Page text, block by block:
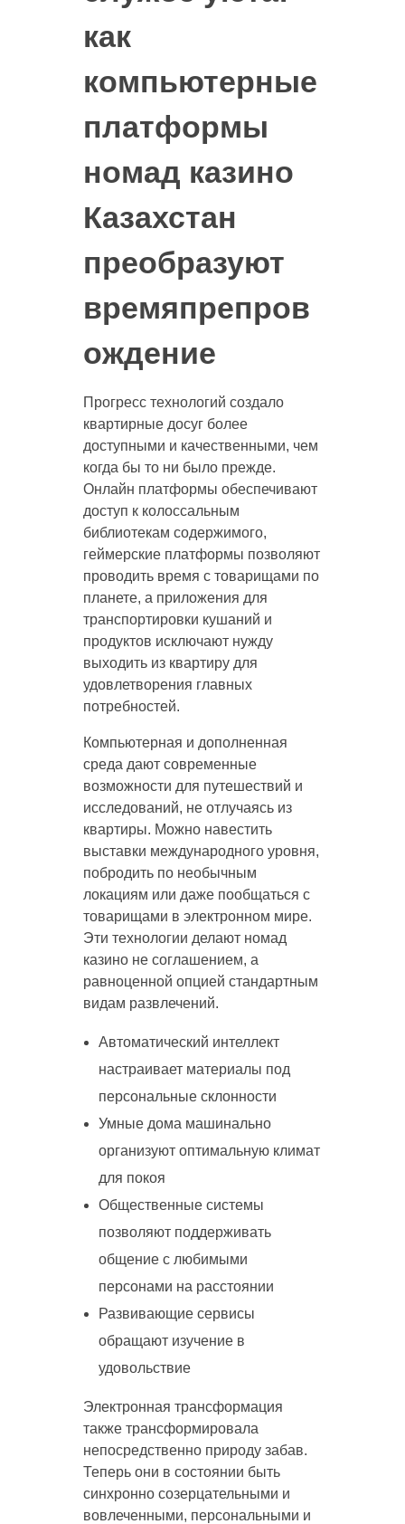
как
компьютерные
платформы
номад казино
Казахстан
преобразуют
времяпрепров
ождение
Прогресс технологий создало
квартирные досуг более
доступными и качественными, чем
когда бы то ни было прежде.
Онлайн платформы обеспечивают
доступ к колоссальным
библиотекам содержимого,
геймерские платформы позволяют
проводить время с товарищами по
планете, а приложения для
транспортировки кушаний и
продуктов исключают нужду
выходить из квартиру для
удовлетворения главных
потребностей.
Компьютерная и дополненная
среда дают современные
возможности для путешествий и
исследований, не отлучаясь из
квартиры. Можно навестить
выставки международного уровня,
побродить по необычным
локациям или даже пообщаться с
товарищами в электронном мире.
Эти технологии делают номад
казино не соглашением, а
равноценной опцией стандартным
видам развлечений.
Автоматический интеллект
настраивает материалы под
персональные склонности
Умные дома машинально
организуют оптимальную климат
для покоя
Общественные системы
позволяют поддерживать
общение с любимыми
персонами на расстоянии
Развивающие сервисы
обращают изучение в
удовольствие
Электронная трансформация
также трансформировала
непосредственно природу забав.
Теперь они в состоянии быть
синхронно созерцательными и
вовлеченными, персональными и